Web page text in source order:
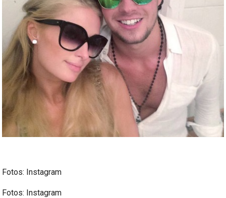
Fotos: Instagram
Fotos: Instagram